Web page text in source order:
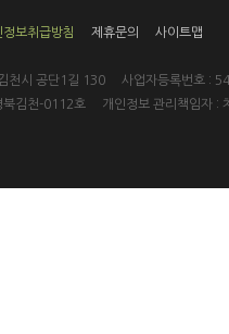
정보취급방침 제휴문의 사이트맵
천시 공단1길 130 사업자등록번호 :
북김천-0112호 개인정보 관리책임자 :